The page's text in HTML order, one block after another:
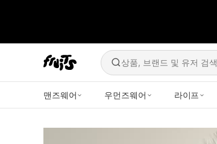
상품, 브랜드 및 유저 검색
맨즈웨어 우먼즈웨어 라이프